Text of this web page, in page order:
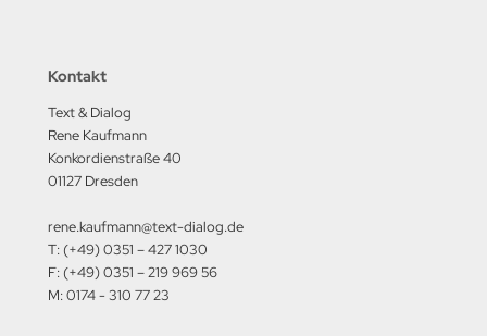
Kontakt
Text & Dialog
Rene Kaufmann
Konkordienstraße 40
01127 Dresden
rene.kaufmann@text-dialog.de
T: (+49) 0351 – 427 1030
F: (+49) 0351 – 219 969 56
M: 0174 - 310 77 23